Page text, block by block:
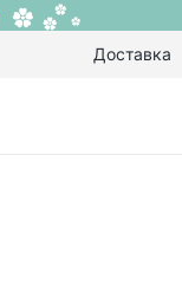
Доставка